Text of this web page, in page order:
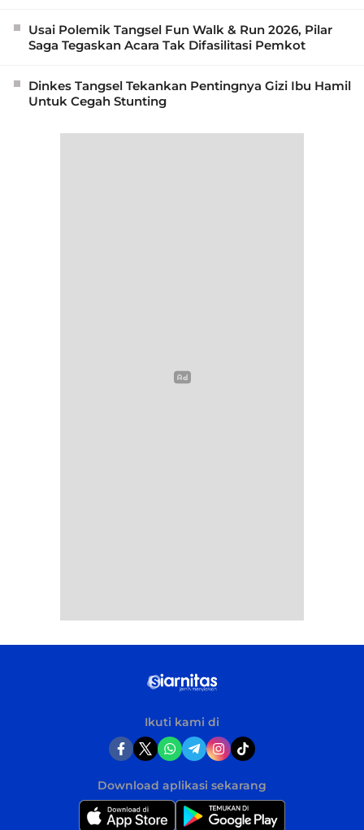
Usai Polemik Tangsel Fun Walk & Run 2026, Pilar
Saga Tegaskan Acara Tak Difasilitasi Pemkot
Dinkes Tangsel Tekankan Pentingnya Gizi Ibu Hamil
Untuk Cegah Stunting
Ikuti kami di
Download aplikasi sekarang